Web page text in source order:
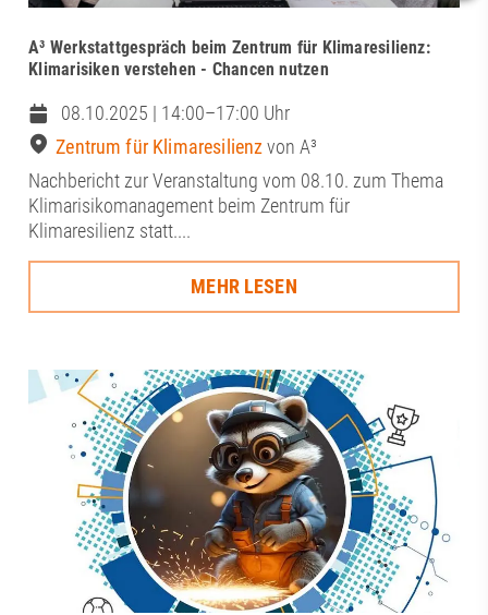
A³ Werkstattgespräch beim Zentrum für Klimaresilienz:
Klimarisiken verstehen - Chancen nutzen
08.10.2025 | 14:00–17:00 Uhr
Zentrum für Klimaresilienz von A³
Nachbericht zur Veranstaltung vom 08.10. zum Thema
Klimarisikomanagement beim Zentrum für
Klimaresilienz statt....
MEHR LESEN